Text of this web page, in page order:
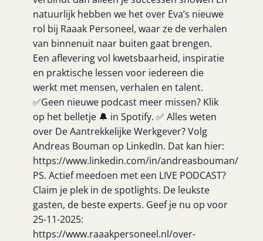
natuurlijk hebben we het over Eva’s nieuwe
rol bij Raaak Personeel, waar ze de verhalen
van binnenuit naar buiten gaat brengen.
Een aflevering vol kwetsbaarheid, inspiratie
en praktische lessen voor iedereen die
werkt met mensen, verhalen en talent.
✅Geen nieuwe podcast meer missen? Klik
op het belletje 🔔 in Spotify. ✅ Alles weten
over De Aantrekkelijke Werkgever? Volg
Andreas Bouman op LinkedIn. Dat kan hier:
https://www.linkedin.com/in/andreasbouman/
PS. Actief meedoen met een LIVE PODCAST?
Claim je plek in de spotlights. De leukste
gasten, de beste experts. Geef je nu op voor
25-11-2025:
https://www.raaakpersoneel.nl/over-